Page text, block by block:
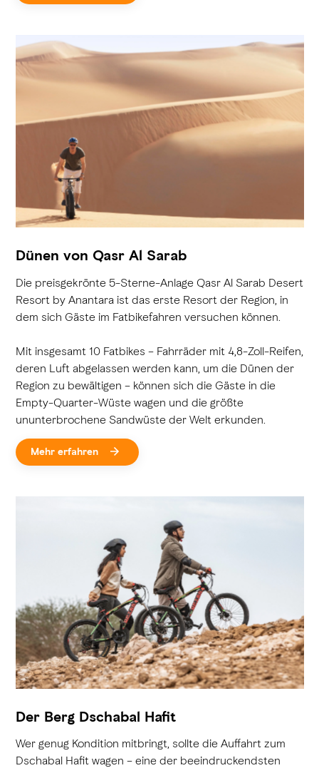
Dünen von Qasr Al Sarab
Die preisgekrönte 5-Sterne-Anlage Qasr Al Sarab Desert
Resort by Anantara ist das erste Resort der Region, in
dem sich Gäste im Fatbikefahren versuchen können.
Mit insgesamt 10 Fatbikes – Fahrräder mit 4,8-Zoll-Reifen,
deren Luft abgelassen werden kann, um die Dünen der
Region zu bewältigen – können sich die Gäste in die
Empty-Quarter-Wüste wagen und die größte
ununterbrochene Sandwüste der Welt erkunden.
Mehr erfahren
Der Berg Dschabal Hafit
Wer genug Kondition mitbringt, sollte die Auffahrt zum
Dschabal Hafit wagen – eine der beeindruckendsten